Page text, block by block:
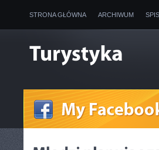
STRONA GŁÓWNA ARCHIWUM